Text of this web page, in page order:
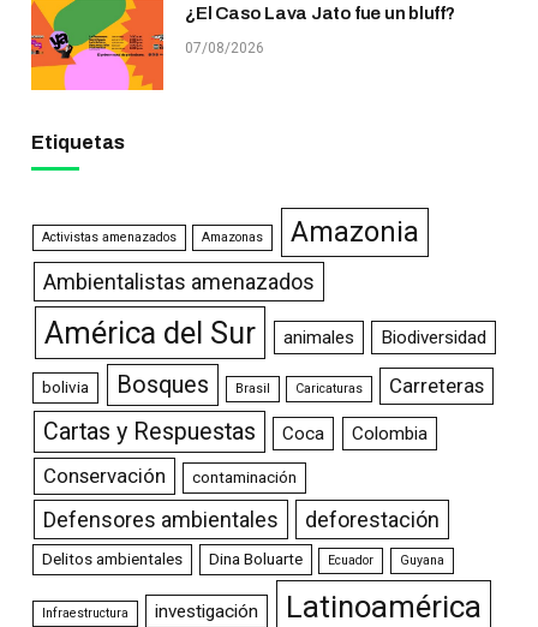
¿El Caso Lava Jato fue un bluff?
07/08/2026
Etiquetas
Activistas amenazados Amazonas Amazonia
Ambientalistas amenazados
América del Sur animales Biodiversidad
bolivia Bosques Brasil Caricaturas Carreteras
Cartas y Respuestas Coca Colombia
Conservación contaminación
Defensores ambientales deforestación
Delitos ambientales Dina Boluarte Ecuador Guyana
Infraestructura investigación Latinoamérica